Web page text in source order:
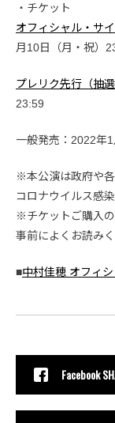
・チケット
オフィシャル・サ
月10日（月・祝）
プレリク先行（抽選
23:59
一般発売：2022年
※本公演は政府や
コロナウイルス感
※チケットご購入
事前によくお読みく
■中村佳穂 オフィ
Facebook